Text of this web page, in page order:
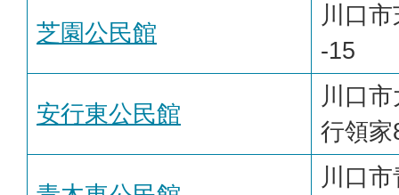
芝園公民館
川口
-15
安行東公民館
川口
行領家
川口